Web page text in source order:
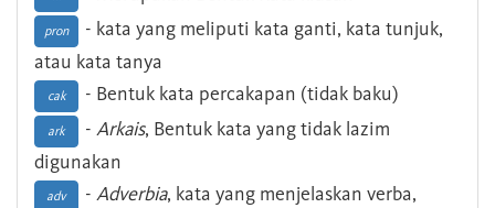
pron
- kata yang meliputi kata ganti, kata tunjuk,
atau kata tanya
cak - Bentuk kata percakapan (tidak baku)
ark - Arkais, Bentuk kata yang tidak lazim
digunakan
adv - Adverbia, kata yang menjelaskan verba,